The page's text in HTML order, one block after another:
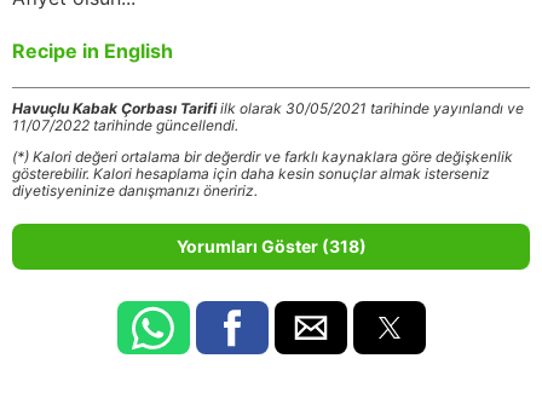
Recipe in English
Havuçlu Kabak Çorbası Tarifiilk olarak 30/05/2021 tarihinde yayınlandı ve
11/07/2022 tarihinde güncellendi.
(*) Kalori değeri ortalama bir değerdir ve farklı kaynaklara göre değişkenlik
gösterebilir. Kalori hesaplama için daha kesin sonuçlar almak isterseniz
diyetisyeninize danışmanızı öneririz.
Yorumları Göster (318)